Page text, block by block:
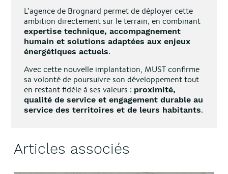
L’agence de Brognard permet de déployer cette
ambition directement sur le terrain, en combinant
expertise technique, accompagnement
humain et solutions adaptées aux enjeux
énergétiques actuels.
Avec cette nouvelle implantation, MUST confirme
sa volonté de poursuivre son développement tout
en restant fidèle à ses valeurs : proximité,
qualité de service et engagement durable au
service des territoires et de leurs habitants.
Articles associés